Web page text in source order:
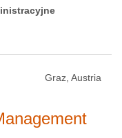
Graz, Austria